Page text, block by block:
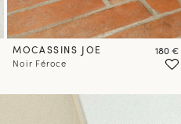
MOCASSINS JOE
Noir Féroce
Prix
180 €